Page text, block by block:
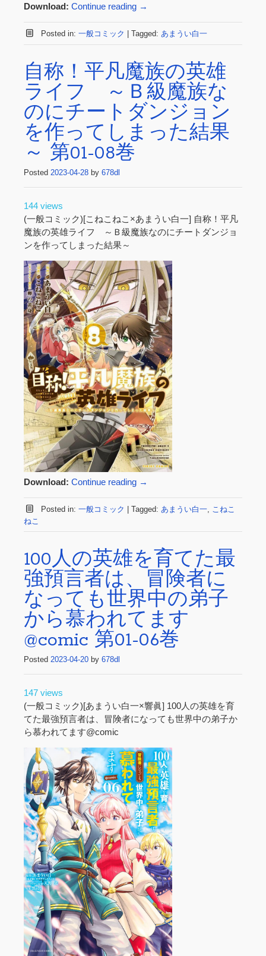
Download: Continue reading →
Posted in: 一般コミック | Tagged: あまうい白一
自称！平凡魔族の英雄
ライフ ～Ｂ級魔族な
のにチートダンジョン
を作ってしまった結果
～ 第01-08巻
Posted 2023-04-28 by 678dl
144 views
(一般コミック)[こねこねこ×あまうい白一] 自称！平凡
魔族の英雄ライフ ～Ｂ級魔族なのにチートダンジョ
ンを作ってしまった結果～
Download: Continue reading →
Posted in: 一般コミック Tagged: あまうい白一, こねこ
ねこ
100人の英雄を育てた最
強預言者は、冒険者に
なっても世界中の弟子
から慕われてます
@comic 第01-06巻
Posted 2023-04-20 by 678dl
147 views
(一般コミック)[あまうい白一×響眞] 100人の英雄を育
てた最強預言者は、冒険者になっても世界中の弟子か
ら慕われてます@comic